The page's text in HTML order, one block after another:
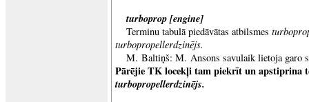
turboprop [engine]
Terminu tabulā piedāvātas atbilsmes
turbopropellerdzinējs.
M. Baltiņš: M. Ansons savulaik lietoja garo
Pārējie TK locekļi tam piekrīt un apstiprina
turbopropellerdzinējs.